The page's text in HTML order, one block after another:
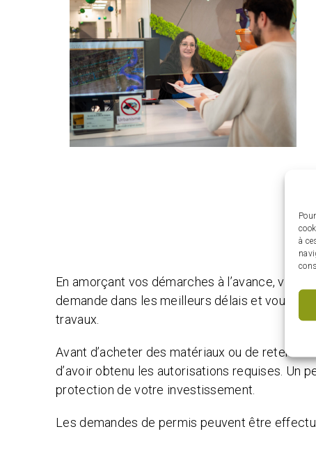
à
En amorçant vos démarches à l’avance, vous
demande dans les meilleurs délais et vous
travaux.
Avant d’acheter des matériaux ou de retenir
d’avoir obtenu les autorisations requises. Un
protection de votre investissement.
Les demandes de permis peuvent être